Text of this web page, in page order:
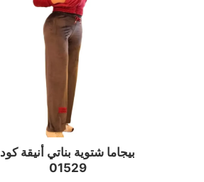
بيجاما شتوية بناتي أنيقة كود
01529